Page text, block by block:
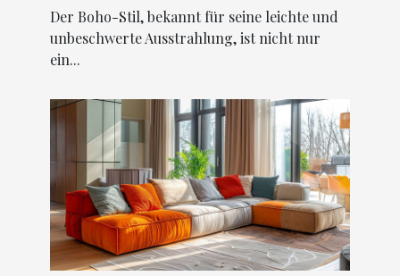
Der Boho-Stil, bekannt für seine leichte und
unbeschwerte Ausstrahlung, ist nicht nur
ein...